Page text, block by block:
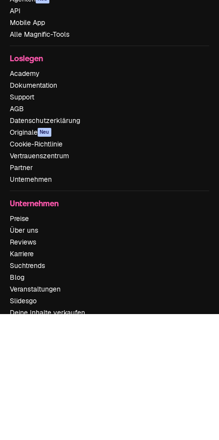
API
Mobile App
Alle Magnific-Tools
Loslegen
Academy
Dokumentation
Support
AGB
Datenschutzerklärung
Originale Neu
Cookie-Richtlinie
Vertrauenszentrum
Partner
Unternehmen
Unternehmen
Preise
Über uns
Reviews
Karriere
Suchtrends
Blog
Veranstaltungen
Slidesgo
Deine Inhalte verkaufen